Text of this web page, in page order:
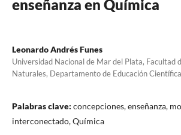
enseñanza en Química
Leonardo Andrés Funes
Universidad Nacional de Mar del Plata, Facultad
Naturales, Departamento de Educación Científica
Palabras clave: concepciones, enseñanza,
interconectado, Química